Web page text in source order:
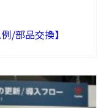
/部品交換】